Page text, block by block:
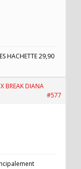
HACHETTE 29,90
BREAK DIANA
#577